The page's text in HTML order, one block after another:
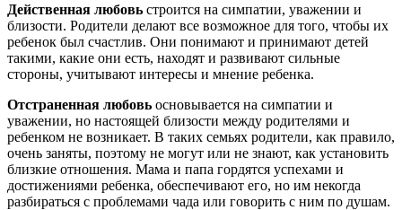
Действенная любовь строится на симпатии, уважении и
близости. Родители делают все возможное для того, чтобы их
ребенок был счастлив. Они понимают и принимают детей
такими, какие они есть, находят и развивают сильные
стороны, учитывают интересы и мнение ребенка.
Отстраненная любовь основывается на симпатии и
уважении, но настоящей близости между родителями и
ребенком не возникает. В таких семьях родители, как правило,
очень заняты, поэтому не могут или не знают, как установить
близкие отношения. Мама и папа гордятся успехами и
достижениями ребенка, обеспечивают его, но им некогда
разбираться с проблемами чада или говорить с ним по душам.